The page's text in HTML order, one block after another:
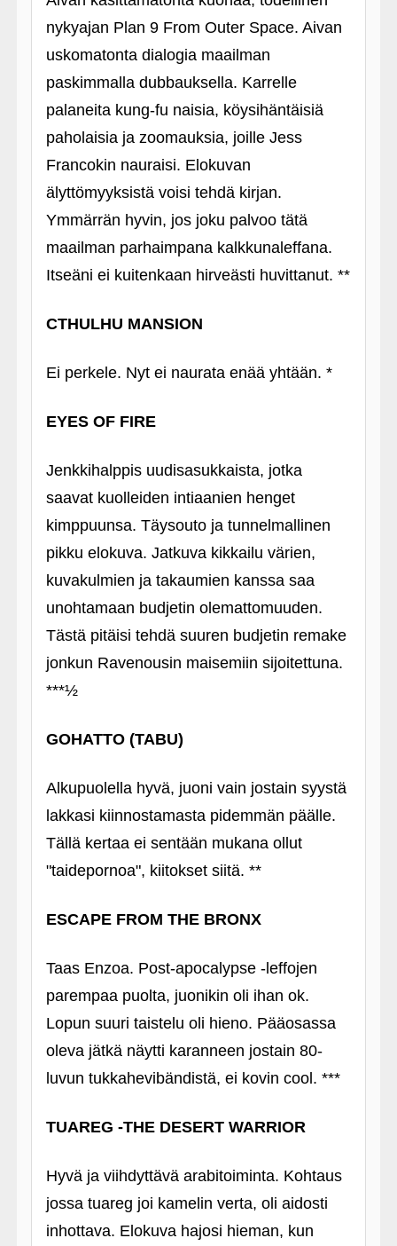
nykyajan Plan 9 From Outer Space. Aivan
uskomatonta dialogia maailman
paskimmalla dubbauksella. Karrelle
palaneita kung-fu naisia, köysihäntäisiä
paholaisia ja zoomauksia, joille Jess
Francokin nauraisi. Elokuvan
älyttömyyksistä voisi tehdä kirjan.
Ymmärrän hyvin, jos joku palvoo tätä
maailman parhaimpana kalkkunaleffana.
Itseäni ei kuitenkaan hirveästi huvittanut. **
CTHULHU MANSION
Ei perkele. Nyt ei naurata enää yhtään. *
EYES OF FIRE
Jenkkihalppis uudisasukkaista, jotka
saavat kuolleiden intiaanien henget
kimppuunsa. Täysouto ja tunnelmallinen
pikku elokuva. Jatkuva kikkailu värien,
kuvakulmien ja takaumien kanssa saa
unohtamaan budjetin olemattomuuden.
Tästä pitäisi tehdä suuren budjetin remake
jonkun Ravenousin maisemiin sijoitettuna.
***½
GOHATTO (TABU)
Alkupuolella hyvä, juoni vain jostain syystä
lakkasi kiinnostamasta pidemmän päälle.
Tällä kertaa ei sentään mukana ollut
"taidepornoa", kiitokset siitä. **
ESCAPE FROM THE BRONX
Taas Enzoa. Post-apocalypse ‑leffojen
parempaa puolta, juonikin oli ihan ok.
Lopun suuri taistelu oli hieno. Pääosassa
oleva jätkä näytti karanneen jostain 80-
luvun tukkahevibändistä, ei kovin cool. ***
TUAREG ‑THE DESERT WARRIOR
Hyvä ja viihdyttävä arabitoiminta. Kohtaus
jossa tuareg joi kamelin verta, oli aidosti
inhottava. Elokuva hajosi hieman, kun